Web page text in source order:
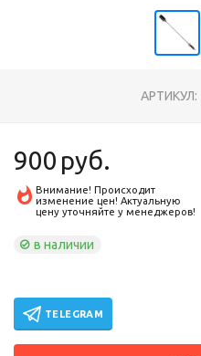
АРТИКУЛ:
900 руб.
Внимание! Происходит
изменение цен! Актуальную
цену уточняйте у менеджеров!
в наличии
TELEGRAM